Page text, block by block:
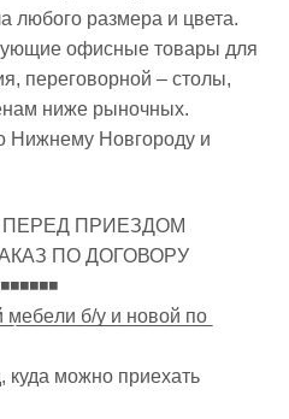
любого размера и цвета.
офисные товары для
переговорной – столы,
ниже рыночных.
Нижнему Новгороду и
ПЕРЕД ПРИЕЗДОМ
ПО ДОГОВОРУ
̲м̲е̲б̲е̲л̲и̲ ̲б̲/̲у̲ ̲и̲ ̲н̲о̲в̲о̲й̲ ̲п̲о̲
куда можно приехать